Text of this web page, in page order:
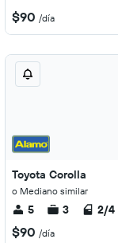
$90 /día
Toyota Corolla
o Mediano similar
5 3 2/4
$90 /día